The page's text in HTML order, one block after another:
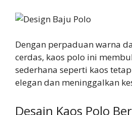
Dengan perpaduan warna
cerdas, kaos polo ini
sederhana seperti kaos
elegan dan meninggalkan
Desain Kaos Polo